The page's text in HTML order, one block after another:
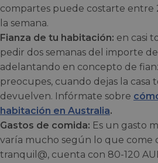
compartes puede costarte entre
la semana.
Fianza de tu habitación: en casi
pedir dos semanas del importe
adelantando en concepto de
preocupes, cuando dejas la casa
devuelven. Infórmate sobre
habitación en Australia.
Gastos de comida: Es un gasto
varía mucho según lo que come
tranquil@, cuenta con 80-120